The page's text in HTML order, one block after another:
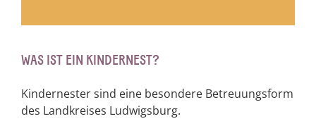
WAS IST EIN KINDERNEST?
Kindernester sind eine besondere Betreuungsform
des Landkreises Ludwigsburg.